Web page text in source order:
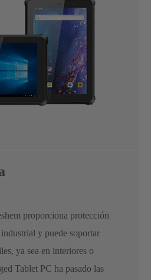
proporciona protección
y puede soportar
ya sea en interiores o
Tablet PC ha pasado las